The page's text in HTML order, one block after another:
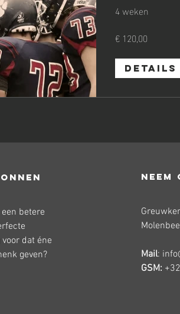
4 weken
€ 120,00
Details
betere
dat éne
geven?
Mail:
GSM: